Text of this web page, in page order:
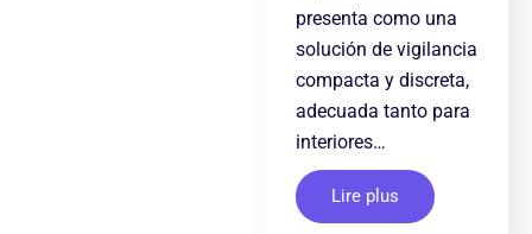
presenta como una
solución de vigilancia
compacta y discreta,
adecuada tanto para
interiores…
Lire plus